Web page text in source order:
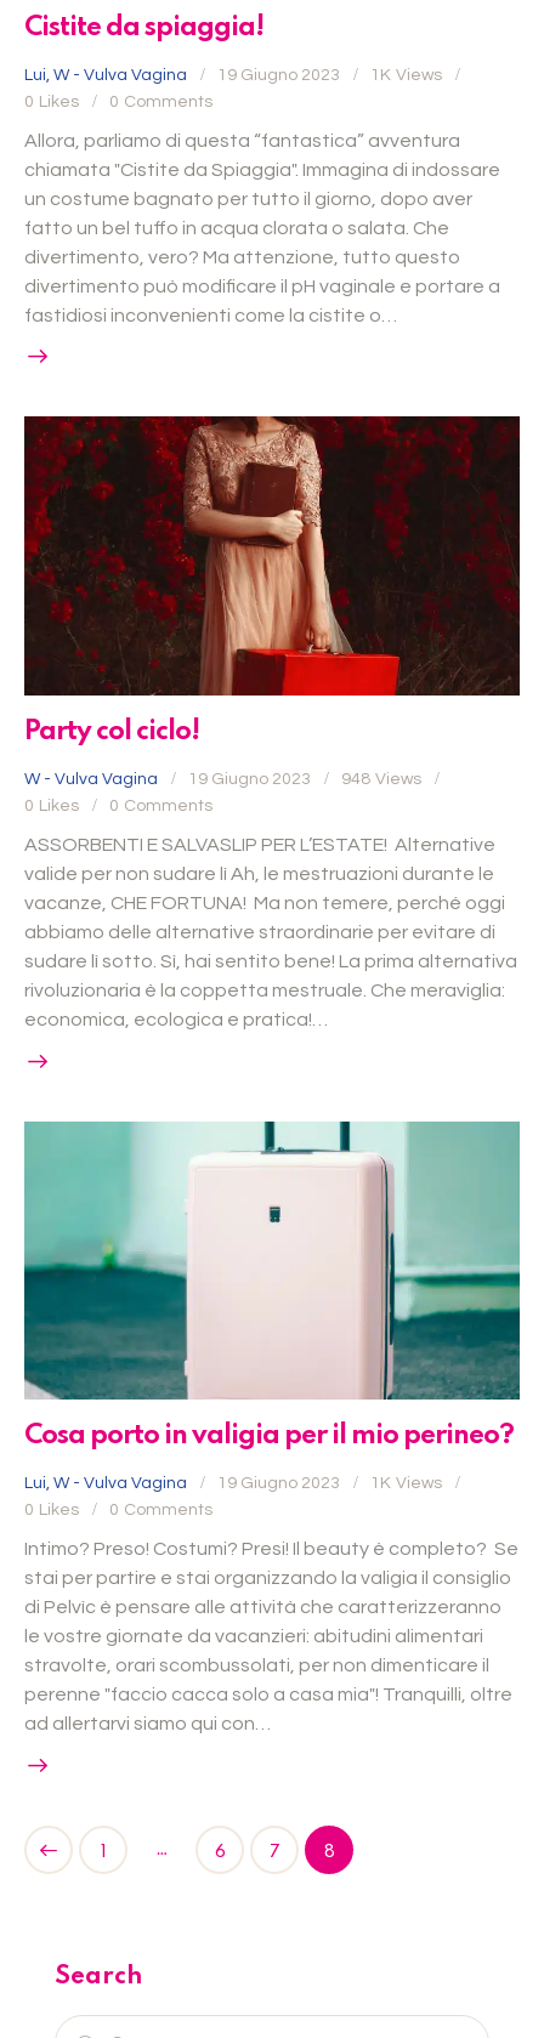
Cistite da spiaggia!
Lui W - Vulva Vagina 19 Giugno 2023 1K Views
0 Likes 0 Comments
Allora, parliamo di questa “fantastica” avventura
chiamata "Cistite da Spiaggia". Immagina di indossare
un costume bagnato per tutto il giorno, dopo aver
fatto un bel tuffo in acqua clorata o salata. Che
divertimento, vero? Ma attenzione, tutto questo
divertimento può modificare il pH vaginale e portare a
fastidiosi inconvenienti come la cistite o…
Party col ciclo!
W - Vulva Vagina 19 Giugno 2023 948 Views
0 Likes 0 Comments
ASSORBENTI E SALVASLIP PER L’ESTATE! Alternative
valide per non sudare lì Ah, le mestruazioni durante le
vacanze, CHE FORTUNA! Ma non temere, perché oggi
abbiamo delle alternative straordinarie per evitare di
sudare lì sotto. Sì, hai sentito bene! La prima alternativa
rivoluzionaria è la coppetta mestruale. Che meraviglia:
economica, ecologica e pratica!…
Cosa porto in valigia per il mio perineo?
Lui, W - Vulva Vagina 19 Giugno 2023 1K Views
0 Likes 0 Comments
Intimo? Preso! Costumi? Presi! Il beauty è completo? Se
stai per partire e stai organizzando la valigia il consiglio
di Pelvìc è pensare alle attività che caratterizzeranno
le vostre giornate da vacanzieri: abitudini alimentari
stravolte, orari scombussolati, per non dimenticare il
perenne "faccio cacca solo a casa mia"! Tranquilli, oltre
ad allertarvi siamo qui con…
… 6 7 8
Search